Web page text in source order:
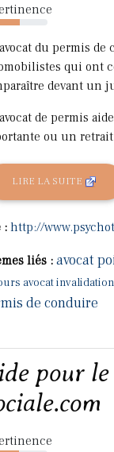
du permis
qui ont
devant un
de permis
ou un
LIRE LA SUITE
: http://
liés : avocat
avocat
de conduire
pour